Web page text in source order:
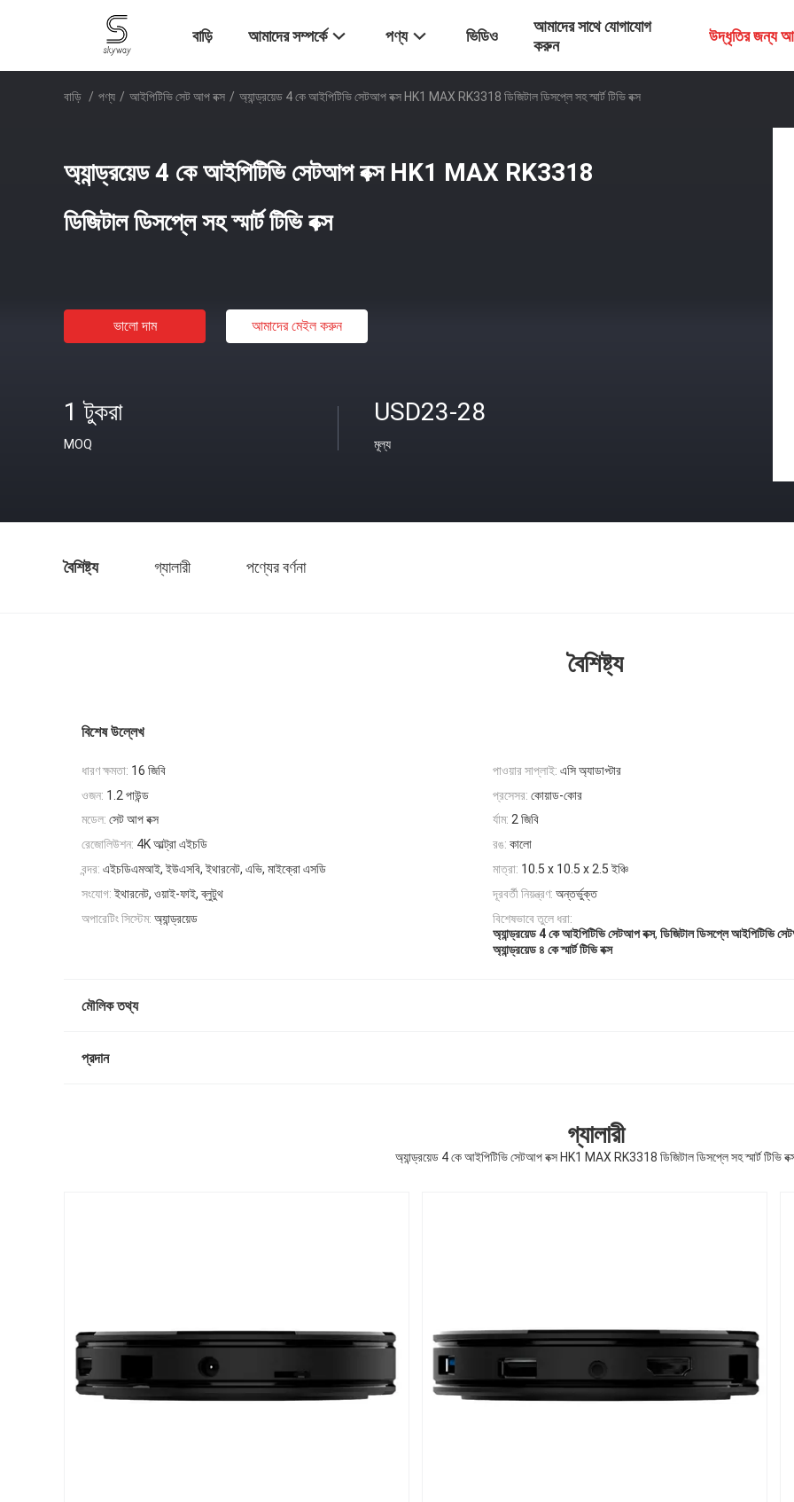
বাড়ি আমাদের সম্পর্কে পণ্য ভিডিও
আমাদের সাথে যোগাযোগ
করুন
উদ্ধৃতির জন্য
বাড়ি / পণ্য / আইপিটিভি সেট আপ বক্স / অ্যান্ড্রয়েড 4 কে আইপিটিভি সেটআপ বক্স HK1 MAX RK3318 ডিজিটাল ডিসপ্লে সহ স্মার্ট টিভি বক্স
অ্যান্ড্রয়েড 4 কে আইপিটিভি সেটআপ বক্স HK1 MAX RK3318
ডিজিটাল ডিসপ্লে সহ স্মার্ট টিভি বক্স
ভালো দাম আমাদের মেইল ​​করুন
1 টুকরা
MOQ
USD23-28
মূল্য
বৈশিষ্ট্য গ্যালারী পণ্যের বর্ণনা
বৈশিষ্ট্য
বিশেষ উল্লেখ
ধারণ ক্ষমতা: 16 জিবি পাওয়ার সাপ্লাই: এসি অ্যাডাপ্টার
ওজন: 1.2 পাউন্ড প্রসেসর: কোয়াড-কোর
মডেল: সেট আপ বক্স র্যাম: 2 জিবি
রেজোলিউশন: 4K আল্ট্রা এইচডি রঙ: কালো
বন্দর: এইচডিএমআই, ইউএসবি, ইথারনেট, এভি, মাইক্রো এসডি মাত্রা: 10.5 x 10.5 x 2.5 ইঞ্চি
সংযোগ: ইথারনেট, ওয়াই-ফাই, ব্লুটুথ দূরবর্তী নিয়ন্ত্রণ: অন্তর্ভুক্ত
অপারেটিং সিস্টেম: অ্যান্ড্রয়েড
বিশেষভাবে তুলে ধরা:
অ্যান্ড্রয়েড 4 কে আইপিটিভি সেটআপ বক্স, ডিজিটাল ডিসপ্লে আইপিটিভি
অ্যান্ড্রয়েড ৪ কে স্মার্ট টিভি বক্স
মৌলিক তথ্য
প্রদান
গ্যালারী
অ্যান্ড্রয়েড 4 কে আইপিটিভি সেটআপ বক্স HK1 MAX RK3318 ডিজিটাল ডিসপ্লে সহ স্মার্ট টিভি